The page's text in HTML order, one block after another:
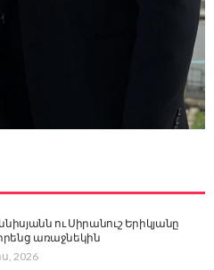
ու Սիրանուշ Երիկյանը
առաջնեկին
2026